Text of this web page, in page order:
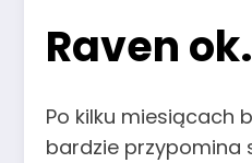
Raven
Po kilku miesiącach
bardzie przypomina